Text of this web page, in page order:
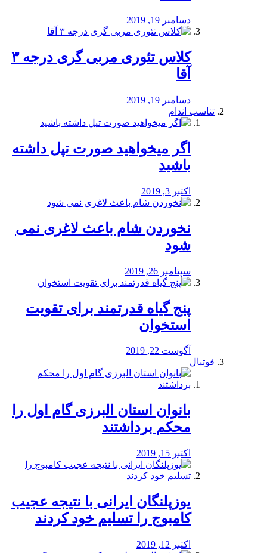
دسامبر 19, 2019
کلاس تئوری مربی گری درجه ۳
آقا
دسامبر 19, 2019
تناسب اندام
اگر میخواهید صورت تپل داشته
باشید
اکتبر 3, 2019
نخوردن شام باعث لاغری نمی
‌شود
سپتامبر 26, 2019
پنج گیاه قدرتمند برای تقویت
استخوان
آگوست 22, 2019
فوتبال
بانوان استان البرزی گام اول را
محكم برداشتند
اکتبر 15, 2019
یوزپلنگان ایرانی با نتیجه عجیب
کامبوج را تسلیم خود کردند
اکتبر 12, 2019